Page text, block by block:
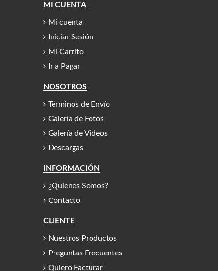
MI CUENTA
Mi cuenta
Iniciar Sesión
Mi Carrito
Ir a Pagar
NOSOTROS
Términos de Envío
Galería de Fotos
Galería de Videos
Descargas
INFORMACIÓN
¿Quienes Somos?
Contacto
CLIENTE
Nuestros Productos
Preguntas Frecuentes
Quiero Facturar